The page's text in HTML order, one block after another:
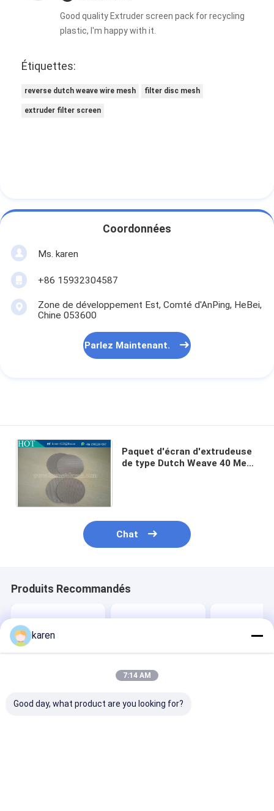
Good quality Extruder screen pack for recycling
plastic, I'm happy with it.
Étiquettes:
reverse dutch weave wire mesh filter disc mesh
extruder filter screen
Coordonnées
Ms. karen
+86 15932304587
Zone de développement Est, Comté d'AnPing, HeBei,
Chine 053600
Parlez Maintenant.
Paquet d'écran d'extrudeuse
de type Dutch Weave 40 Mesh
Chat
Produits Recommandés
Filtres d'écran
Comment utiliser
karen
7:14 AM
Good day, what product are you looking for?